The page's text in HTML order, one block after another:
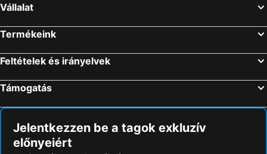
Vállalat
Termékeink
Feltételek és irányelvek
Támogatás
Jelentkezzen be a tagok exkluzív
előnyeiért